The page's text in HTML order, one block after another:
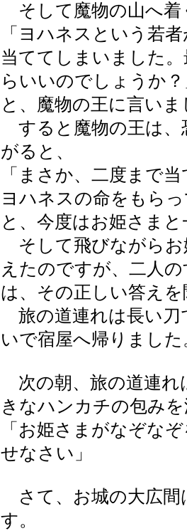
そして魔物の山へ着
「ヨハネスという若
当ててしまいました
らいいのでしょうか
と、魔物の王に言いま
すると魔物の王は、
がると、
「まさか、二度まで
ヨハネスの命をもら
と、今度はお姫さま
そして飛びながらお
えたのですが、二人
は、その正しい答え
旅の道連れは長い刀
いで宿屋へ帰りました
次の朝、旅の道連れ
きなハンカチの包み
「お姫さまがなぞな
せなさい」
さて、お城の大広間
す。